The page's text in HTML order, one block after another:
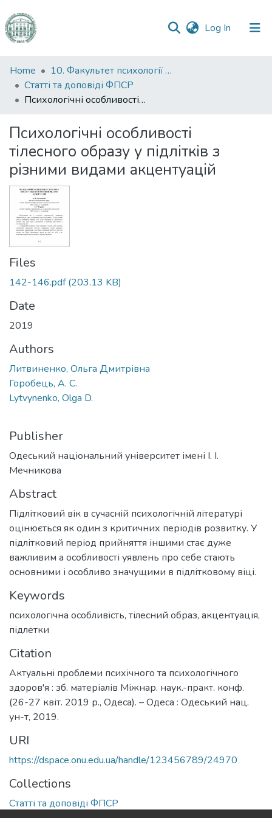
Log In (current)
Communities
&
Collections
Statistics
Home
10. Факультет психології та соціальної роботи
Статті та доповіді ФПСР
Психологічні особливості тілесного образу у підлітків з різними видами акцентуацій
Психологічні особливості
тілесного образу у підлітків з
різними видами акцентуацій
Files
142-146.pdf(203.13 KB)
Date
2019
Authors
Литвиненко, Ольга Дмитрівна
Горобець, А. С.
Lytvynenko, Olga D.
Publisher
Одеський національний університет імені І. І.
Мечникова
Abstract
Підлітковий вік в сучасній психологічній літературі
оцінюється як один з критичних періодів розвитку. У
підлітковий період прийняття іншими стає дуже
важливим а особливості уявлень про себе стають
основними і особливо значущими в підлітковому віці.
Keywords
психологічна особливість, тілесний образ, акцентуація,
підлетки
Citation
Актуальні проблеми психічного та психологічного
здоров'я : зб. матеріалів Міжнар. наук.-практ. конф.
(26-27 квіт. 2019 р., Одеса). – Одеса : Одеський нац.
ун-т, 2019.
URI
https://dspace.onu.edu.ua/handle/123456789/24970
Collections
Статті та доповіді ФПСР